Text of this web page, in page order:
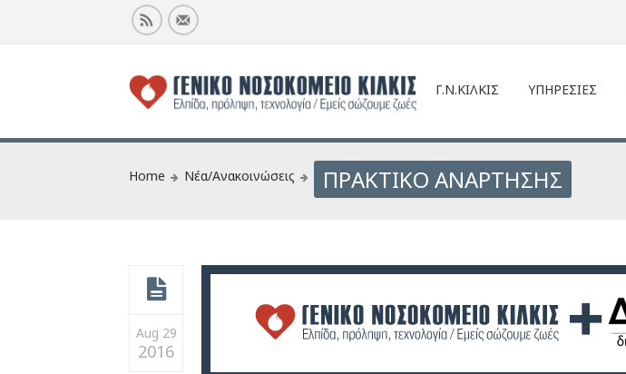
Γ.Ν.ΚΙΛΚΙΣ ΥΠΗΡΕΣΙΕΣ
Home Νέα/Ανακοινώσεις ΠΡΑΚΤΙΚΟ ΑΝΑΡΤΗΣΗΣ
Aug 29
2016